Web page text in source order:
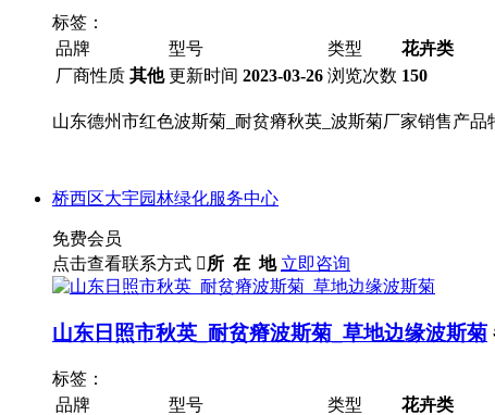
标签：
品牌
型号 类型
花卉类
厂商性质 其他 更新时间 2023-03-26 浏览次数 150
山东德州市红色波斯菊_耐贫瘠秋英_波斯菊厂家销售产品
桥西区大宇园林绿化服务中心
免费会员
点击查看联系方式 所 在 地 立即咨询
山东日照市秋英_耐贫瘠波斯菊_草地边缘波斯菊
标签：
品牌
型号 类型
花卉类